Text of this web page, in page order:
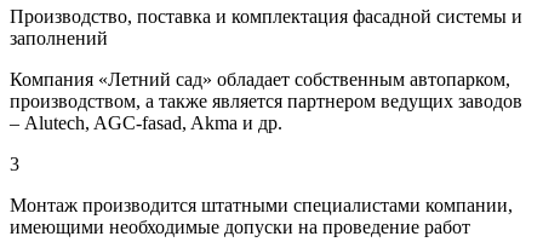
Производство, поставка и комплектация фасадной системы и
заполнений
Компания «Летний сад» обладает собственным автопарком,
производством, а также является партнером ведущих заводов
– Alutech, AGC-fasad, Akma и др.
3
Монтаж производится штатными специалистами компании,
имеющими необходимые допуски на проведение работ